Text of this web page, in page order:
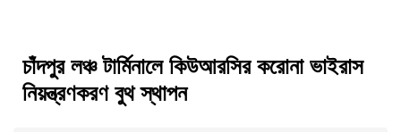
চাঁদপুর লঞ্চ টার্মিনালে কিউআরসির করোনা ভাইরাস
নিয়ন্ত্রণকরণ বুথ স্থাপন